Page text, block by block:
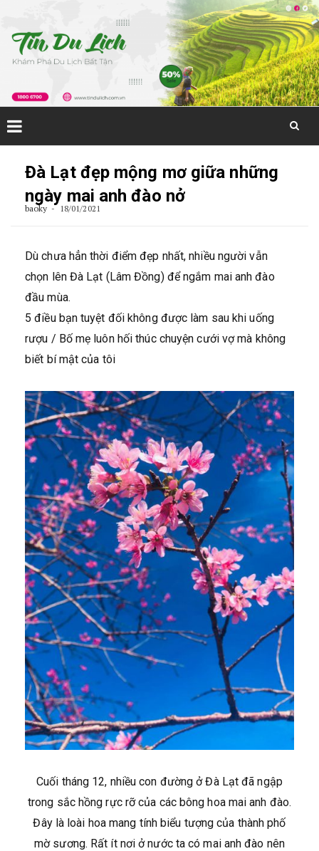
Đà Lạt đẹp mộng mơ giữa những
ngày mai anh đào nở
baoky 18/01/2021
Dù chưa hẳn thời điểm đẹp nhất, nhiều người vẫn
chọn lên Đà Lạt (Lâm Đồng) để ngắm mai anh đào
đầu mùa.
5 điều bạn tuyệt đối không được làm sau khi uống
rượu / Bố mẹ luôn hối thúc chuyện cưới vợ mà không
biết bí mật của tôi
Cuối tháng 12, nhiều con đường ở Đà Lạt đã ngập
trong sắc hồng rực rỡ của các bông hoa mai anh đào.
Đây là loài hoa mang tính biểu tượng của thành phố
mờ sương. Rất ít nơi ở nước ta có mai anh đào nên